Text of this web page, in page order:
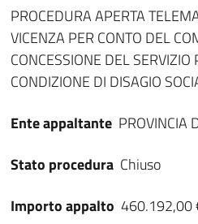
Dati del bando
PROCEDURA APERTA
VICENZA PER CONTO DEL
CONCESSIONE DEL
CONDIZIONE DI DISAGIO
Ente appaltante PROVINCIA
Stato procedura Chiuso
Importo appalto 460.192,00